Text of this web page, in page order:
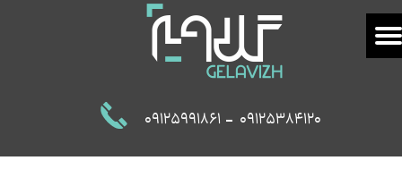
09125991861 09125384120
-